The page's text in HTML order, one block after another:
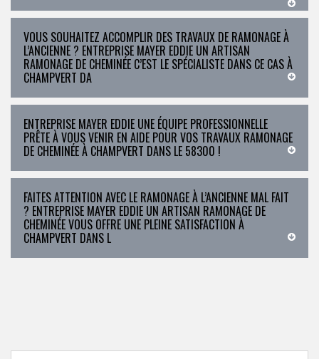
VOUS SOUHAITEZ ACCOMPLIR DES TRAVAUX DE RAMONAGE À
L’ANCIENNE ? ENTREPRISE MAYER EDDIE UN ARTISAN
RAMONAGE DE CHEMINÉE C’EST LE SPÉCIALISTE DANS CE CAS À
CHAMPVERT DA
ENTREPRISE MAYER EDDIE UNE ÉQUIPE PROFESSIONNELLE
PRÊTE À VOUS VENIR EN AIDE POUR VOS TRAVAUX RAMONAGE
DE CHEMINÉE À CHAMPVERT DANS LE 58300 !
FAITES ATTENTION AVEC LE RAMONAGE À L’ANCIENNE MAL FAIT
? ENTREPRISE MAYER EDDIE UN ARTISAN RAMONAGE DE
CHEMINÉE VOUS OFFRE UNE PLEINE SATISFACTION À
CHAMPVERT DANS L